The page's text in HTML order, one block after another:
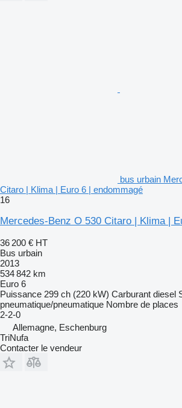
bus urbain
Citaro | Klima | Euro 6 | endommagé
16
Mercedes-Benz O 530 Citaro | Klima |
36 200 € HT
Bus urbain
2013
534 842 km
Euro 6
Puissance 299 ch (220 kW) Carburant diesel
pneumatique/pneumatique Nombre de places
2-2-0
Allemagne, Eschenburg
TriNufa
Contacter le vendeur